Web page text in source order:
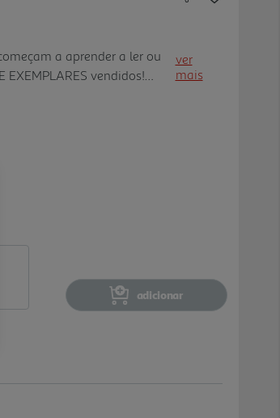
a aprender a ler ou
EXEMPLARES vendidos!
ver
mais
adicionar